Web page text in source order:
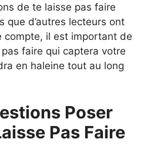
de te laisse pas faire
que d’autres lecteurs ont
compte, il est important de
faire qui captera votre
en haleine tout au long
Poser
Pas Faire